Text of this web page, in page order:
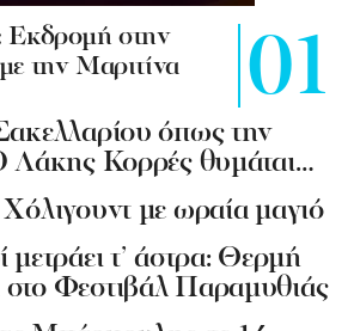
Εκδρομή στην
την Μαριτίνα
όπως την
Λάκης Κορρές θυμάται…
με ωραία μαγιό
μετράει τ’ άστρα: Θερμή
Φεστιβάλ Παραμυθιάς